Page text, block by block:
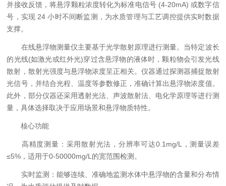
并接收反馈，将悬浮颗粒浓度转化为标准电信号 (4-20mA) 或数字信
号，实现 24 小时不间断监测，为水质管理与工艺调控提供实时数据
支撑。
在线悬浮物测量仪主要基于光学散射原理进行测量。当特定波长
的光线(如激光或红外光)穿过含悬浮物的液体时，颗粒物会引发光线
散射，散射光强度与悬浮物浓度呈正相关。仪器通过探测器捕捉散射
光信号，并结合光程、温度等参数修正，准确计算出悬浮物浓度值。
此外，部分仪器还采用透射光法、声波散射法、电化学原理等进行测
量，具体选择取决于应用场景和悬浮物质特性。
核心功能
高精度测量：采用散射光法，分辨率可达0.1mg/L，测量误差
≤5%，适用于0-50000mg/L的宽范围检测。
实时监测：能够连续、准确地监测水体中悬浮物的含量和分布情